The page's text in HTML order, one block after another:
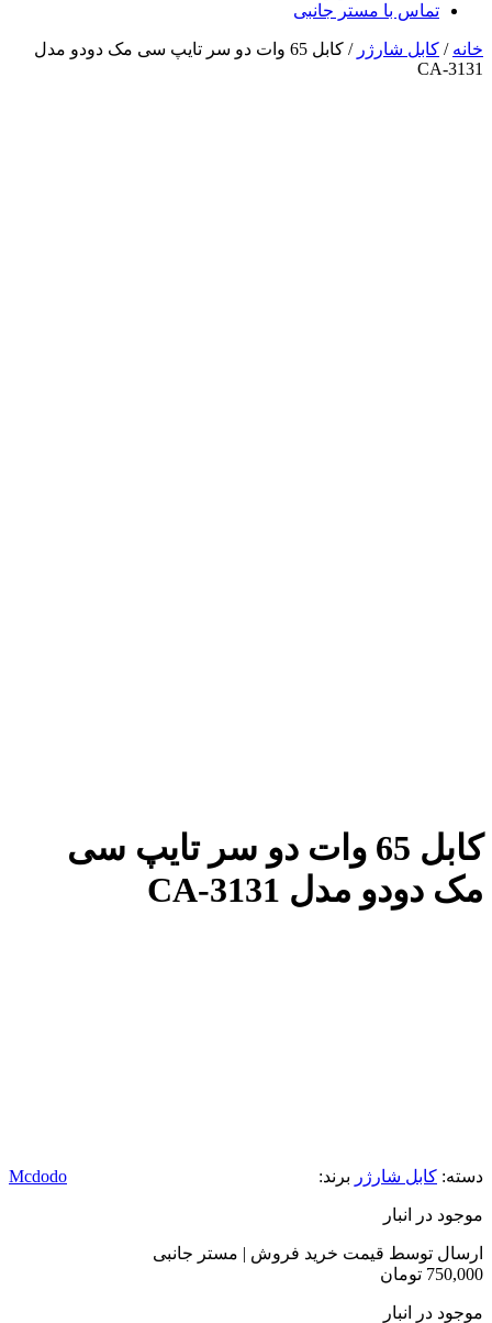
تماس با مستر جانبی
خانه / کابل شارژر
/ کابل 65 وات دو سر تایپ سی مک دودو مدل
CA-3131
کابل 65 وات دو سر تایپ سی
مک دودو مدل CA-3131
دسته: کابل شارژر برند: Mcdodo
موجود در انبار
ارسال توسط قیمت خرید فروش | مستر جانبی
750,000 تومان
موجود در انبار